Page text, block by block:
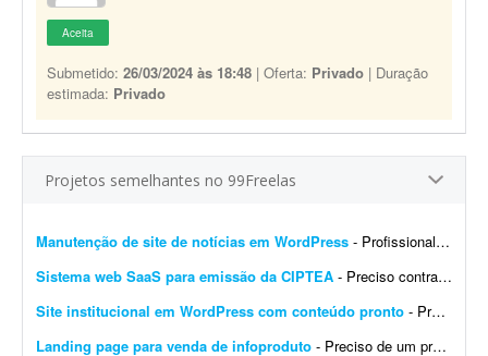
Aceita
Submetido: 26/03/2024 às 18:48 | Oferta: Privado | Duração
estimada: Privado
Projetos semelhantes no 99Freelas
Manutenção de site de notícias em WordPress - Profissional para realizar manutenção, configuração de automações, melhoria visual e atualização de site de notícias em WordPress. At...
Sistema web SaaS para emissão da CIPTEA - Preciso contratar um desenvolvedor ou equipe para criar um sistema web (SaaS multi-tenant) voltado para a emissão digital da CIPTEA (Carteira de Identificação da Pessoa com Tra...
Site institucional em WordPress com conteúdo pronto - Preciso de um desenvolvedor WordPress para criar um site institucional simples, de aproximadamente 5 páginas (Home). - O projeto é cultural (Cuidadores da Memória - Encontro R...
Landing page para venda de infoproduto - Preciso de um profissional que crie uma landing page com foco em conversão para um infoproduto. A página deve ter conteúdo e layout focados em vendas, com elementos que incent...